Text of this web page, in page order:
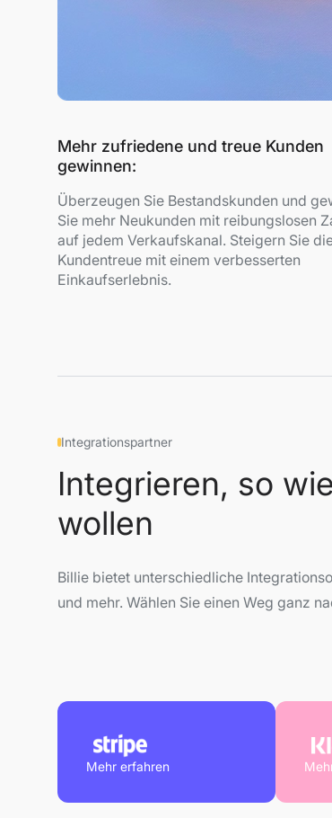
Mehr zufriedene und treue Kunden
gewinnen:
Überzeugen Sie Bestandskunden und
Sie mehr Neukunden mit reibungslosen
auf jedem Verkaufskanal. Steigern Sie
Kundentreue mit einem verbesserten
Einkaufserlebnis.
Integrationspartner
Integrieren, so
wollen
Billie bietet unterschiedliche
und mehr. Wählen Sie einen Weg ganz
Mehr erfahren